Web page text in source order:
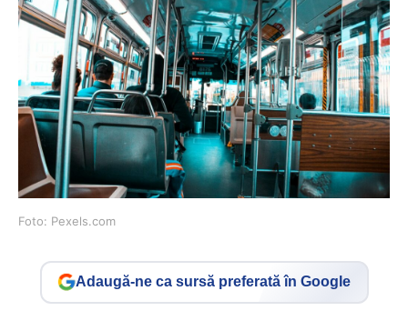
Foto: Pexels.com
Adaugă-ne ca sursă preferată în Google